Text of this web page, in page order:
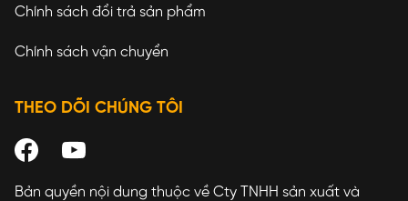
Chính sách đổi trả sản phẩm
Chính sách vận chuyển
THEO DÕI CHÚNG TÔI
Bản quyền nội dung thuộc về Cty TNHH sản xuất và